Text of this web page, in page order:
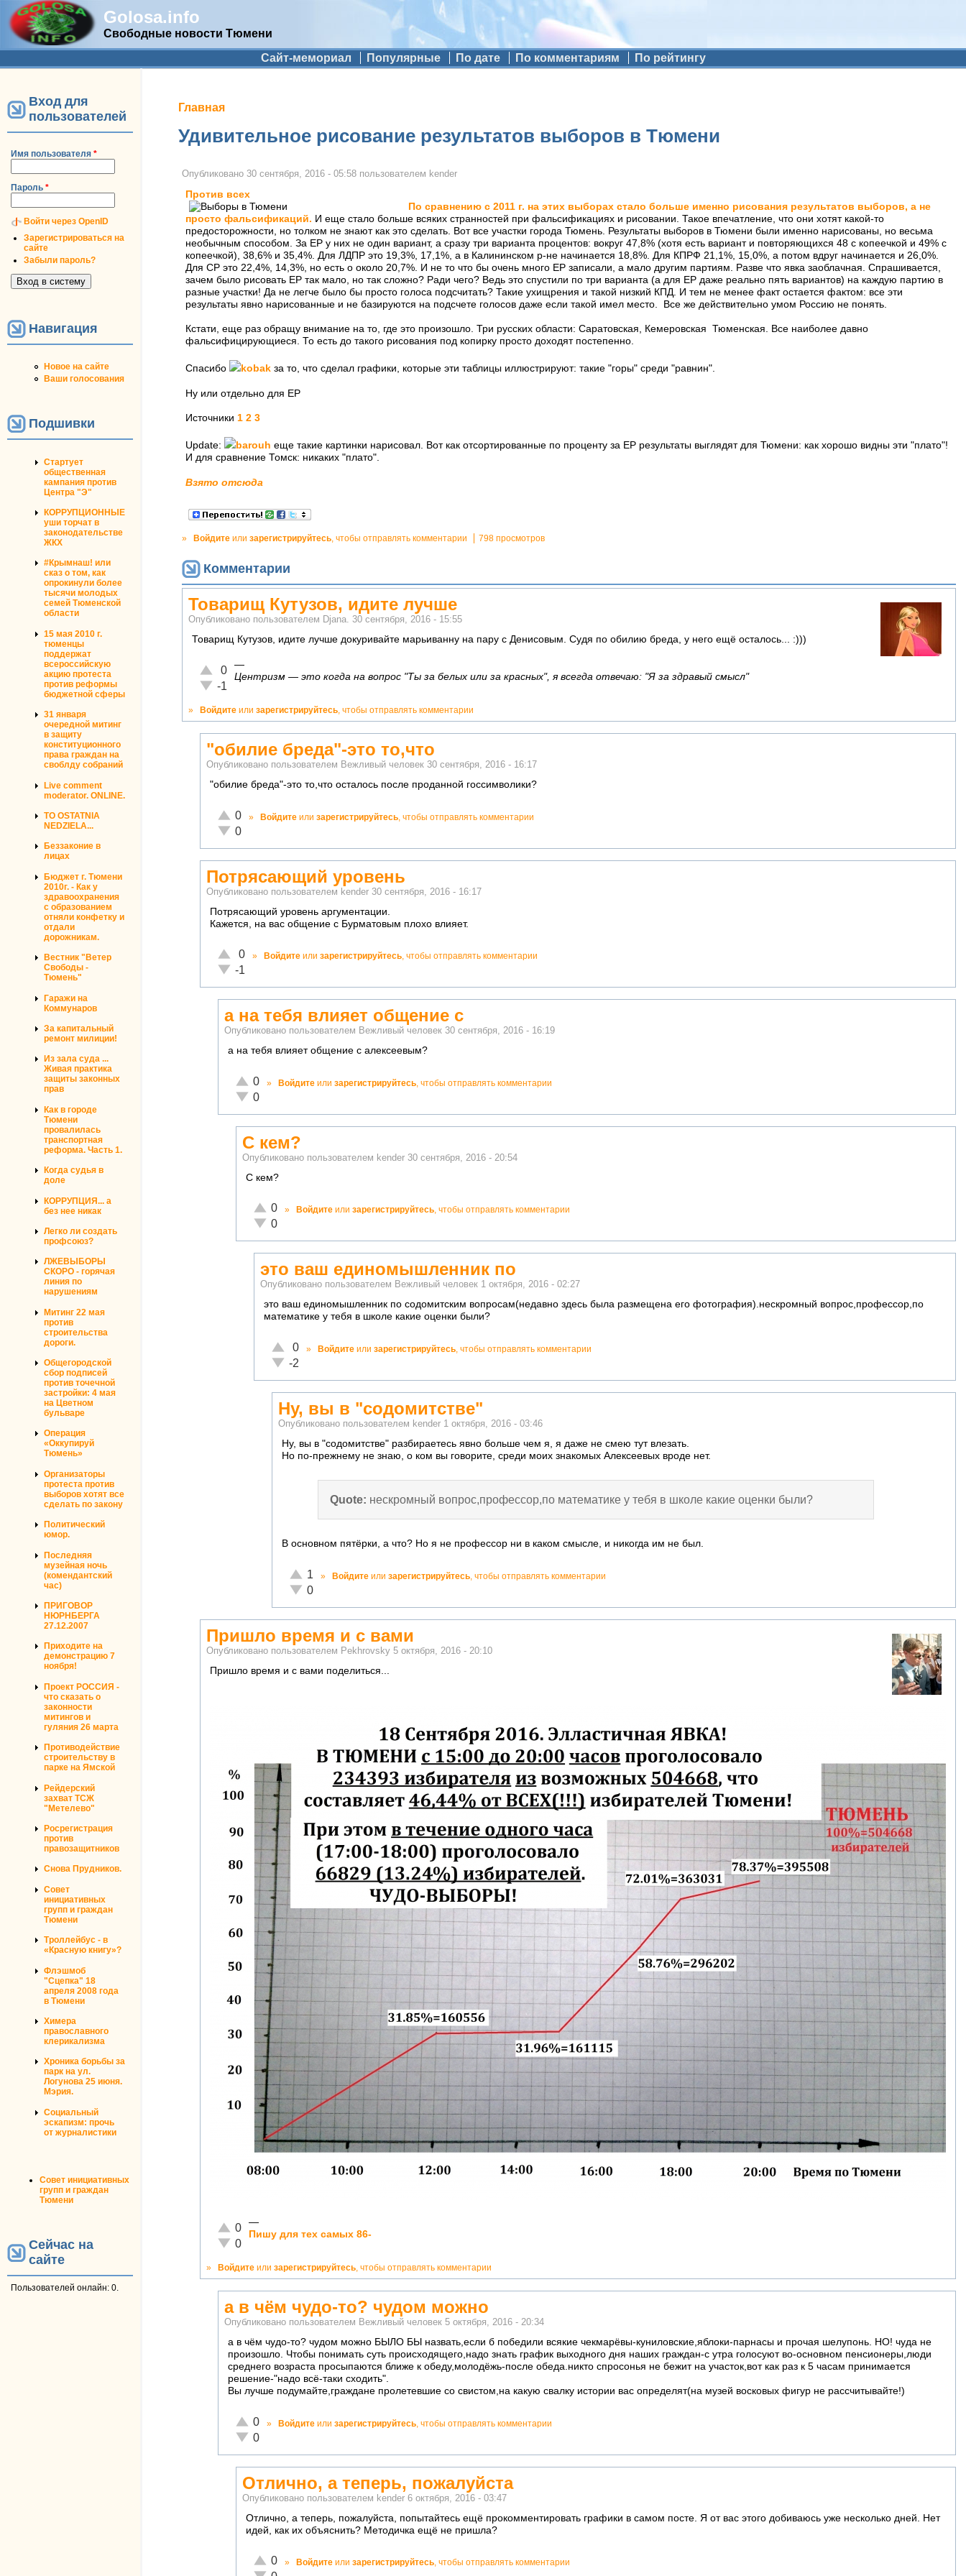
Golosa.info
Свободные новости Тюмени
Дополнительное меню Сайт-мемориал Популярные По дате По комментариям По рейтингу
Вход для
пользователей
Имя пользователя *
Пароль *
Войти через OpenID
Зарегистрироваться на
сайте
Забыли пароль?
Навигация
Новое на сайте
Ваши голосования
Подшивки
Стартует
общественная
кампания против
Центра "Э"
КОРРУПЦИОННЫЕ
уши торчат в
законодательстве
ЖКХ
#Крымнаш! или
сказ о том, как
опрокинули более
тысячи молодых
семей Тюменской
области
15 мая 2010 г.
тюменцы
поддержат
всероссийскую
акцию протеста
против реформы
бюджетной сферы
31 января
очередной митинг
в защиту
конституционного
права граждан на
своблду собраний
Live comment
moderator. ONLINE.
TO OSTATNIA
NEDZIELA...
Беззаконие в
лицах
Бюджет г. Тюмени
2010г. - Как у
здравоохранения
с образованием
отняли конфетку и
отдали
дорожникам.
Вестник "Ветер
Свободы -
Тюмень"
Гаражи на
Коммунаров
За капитальный
ремонт милиции!
Из зала суда ...
Живая практика
защиты законных
прав
Как в городе
Тюмени
провалилась
транспортная
реформа. Часть 1.
Когда судья в
доле
КОРРУПЦИЯ... а
без нее никак
Легко ли создать
профсоюз?
ЛЖЕВЫБОРЫ
СКОРО - горячая
линия по
нарушениям
Митинг 22 мая
против
строительства
дороги.
Общегородской
сбор подписей
против точечной
застройки: 4 мая
на Цветном
бульваре
Операция
«Оккупируй
Тюмень»
Организаторы
протеста против
выборов хотят все
сделать по закону
Политический
юмор.
Последняя
музейная ночь
(комендантский
час)
ПРИГОВОР
НЮРНБЕРГА
27.12.2007
Приходите на
демонстрацию 7
ноября!
Проект РОССИЯ -
что сказать о
законности
митингов и
гуляния 26 марта
Противодействие
строительству в
парке на Ямской
Рейдерский
захват ТСЖ
"Метелево"
Росрегистрация
против
правозащитников
Снова Прудников.
Совет
инициативных
групп и граждан
Тюмени
Троллейбус - в
«Красную книгу»?
Флэшмоб
"Сцепка" 18
апреля 2008 года
в Тюмени
Химера
православного
клерикализма
Хроника борьбы за
парк на ул.
Логунова 25 июня.
Мэрия.
Социальный
эскапизм: прочь
от журналистики
Совет инициативных
групп и граждан
Тюмени
Сейчас на
сайте
Пользователей онлайн: 0.
Вы здесь
Главная
Удивительное рисование результатов выборов в Тюмени
Опубликовано 30 сентября, 2016 - 05:58 пользователем kender
Против всех
По сравнению с 2011 г. на этих выборах стало больше именно рисования результатов выборов, а не
просто фальсификаций. И еще стало больше всяких странностей при фальсификациях и рисовании. Такое впечатление, что они хотят какой-то
предосторожности, но толком не знают как это сделать. Вот все участки города Тюмень. Результаты выборов в Тюмени были именно нарисованы, но весьма
необычным способом. За ЕР у них не один вариант, а сразу три варианта процентов: вокруг 47,8% (хотя есть вариант и повторяющихся 48 с копеечкой и 49% с
копеечкой), 38,6% и 35,4%. Для ЛДПР это 19,3%, 17,1%, а в Калининском р-не начинается 18,8%. Для КПРФ 21,1%, 15,0%, а потом вдруг начинается и 26,0%.
Для СР это 22,4%, 14,3%, но есть о около 20,7%. И не то что бы очень много ЕР записали, а мало другим партиям. Разве что явка заоблачная. Спрашивается,
зачем было рисовать ЕР так мало, но так сложно? Ради чего? Ведь это спустили по три варианта (а для ЕР даже реально пять вариантов) на каждую партию в
разные участки! Да не легче было бы просто голоса подсчитать? Такие ухищрения и такой низкий КПД. И тем не менее факт остается фактом: все эти
результаты явно нарисованные и не базируются на подсчете голосов даже если такой имел место. Все же действительно умом Россию не понять.
Кстати, еще раз обращу внимание на то, где это произошло. Три русских области: Саратовская, Кемеровская Тюменская. Все наиболее давно
фальсифицирующиеся. То есть до такого рисования под копирку просто доходят постепенно.
Спасибо kobak за то, что сделал графики, которые эти таблицы иллюстрируют: такие "горы" среди "равнин".
Ну или отдельно для ЕР
Источники 1 2 3
Update: barouh еще такие картинки нарисовал. Вот как отсортированные по проценту за ЕР результаты выглядят для Тюмени: как хорошо видны эти "плато"!
И для сравнение Томск: никаких "плато".
Взято отсюда
» Войдите или зарегистрируйтесь , чтобы отправлять комментарии 798 просмотров
Комментарии
Товарищ Кутузов, идите лучше
Опубликовано пользователем Djana. 30 сентября, 2016 - 15:55
Товарищ Кутузов, идите лучше докуривайте марьиванну на пару с Денисовым. Судя по обилию бреда, у него ещё осталось... :)))
Отлично!
0
Неадекватно!
-1
—
Центризм — это когда на вопрос "Ты за белых или за красных", я всегда отвечаю: "Я за здравый смысл"
» Войдите или зарегистрируйтесь, чтобы отправлять комментарии
"обилие бреда"-это то,что
Опубликовано пользователем Вежливый человек 30 сентября, 2016 - 16:17
"обилие бреда"-это то,что осталось после проданной госсимволики?
Отлично!
0
Неадекватно!
0
» Войдите или зарегистрируйтесь , чтобы отправлять комментарии
Потрясающий уровень
Опубликовано пользователем kender 30 сентября, 2016 - 16:17
Потрясающий уровень аргументации.
Кажется, на вас общение с Бурматовым плохо влияет.
Отлично!
0
Неадекватно!
-1
» Войдите или зарегистрируйтесь, чтобы отправлять комментарии
а на тебя влияет общение с
Опубликовано пользователем Вежливый человек 30 сентября, 2016 - 16:19
а на тебя влияет общение с алексеевым?
Отлично!
0
Неадекватно!
0
» Войдите или зарегистрируйтесь , чтобы отправлять комментарии
С кем?
Опубликовано пользователем kender 30 сентября, 2016 - 20:54
С кем?
Отлично!
0
Неадекватно!
0
» Войдите или зарегистрируйтесь, чтобы отправлять комментарии
это ваш единомышленник по
Опубликовано пользователем Вежливый человек 1 октября, 2016 - 02:27
это ваш единомышленник по содомитским вопросам(недавно здесь была размещена его фотография).нескромный вопрос,профессор,по
математике у тебя в школе какие оценки были?
Отлично!
0
Неадекватно!
-2
» Войдите или зарегистрируйтесь , чтобы отправлять комментарии
Ну, вы в "содомитстве"
Опубликовано пользователем kender 1 октября, 2016 - 03:46
Ну, вы в "содомитстве" разбираетесь явно больше чем я, я даже не смею тут влезать.
Но по-прежнему не знаю, о ком вы говорите, среди моих знакомых Алексеевых вроде нет.
Quote: нескромный вопрос,профессор,по математике у тебя в школе какие оценки были?
В основном пятёрки, а что? Но я не профессор ни в каком смысле, и никогда им не был.
Отлично!
1
Неадекватно!
0
» Войдите или зарегистрируйтесь , чтобы отправлять комментарии
Пришло время и с вами
Опубликовано пользователем Pekhrovsky 5 октября, 2016 - 20:10
Пришло время и с вами поделиться...
Отлично!
0
Неадекватно!
0
—
Пишу для тех самых 86-
» Войдите или зарегистрируйтесь, чтобы отправлять комментарии
а в чём чудо-то? чудом можно
Опубликовано пользователем Вежливый человек 5 октября, 2016 - 20:34
а в чём чудо-то? чудом можно БЫЛО БЫ назвать,если б победили всякие чекмарёвы-куниловские,яблоки-парнасы и прочая шелупонь. НО! чуда не
произошло. Чтобы понимать суть происходящего,надо знать график выходного дня наших граждан-с утра голосуют во-основном пенсионеры,люди
среднего возраста просыпаются ближе к обеду,молодёжь-после обеда.никто спросонья не бежит на участок,вот как раз к 5 часам принимается
решение-"надо всё-таки сходить".
Вы лучше подумайте,граждане пролетевшие со свистом,на какую свалку истории вас определят(на музей восковых фигур не рассчитывайте!)
Отлично!
0
Неадекватно!
0
» Войдите или зарегистрируйтесь , чтобы отправлять комментарии
Отлично, а теперь, пожалуйста
Опубликовано пользователем kender 6 октября, 2016 - 03:47
Отлично, а теперь, пожалуйста, попытайтесь ещё прокомментировать графики в самом посте. Я от вас этого добиваюсь уже несколько дней. Нет
идей, как их объяснить? Методичка ещё не пришла?
Отлично!
0 » Войдите или зарегистрируйтесь, чтобы отправлять комментарии